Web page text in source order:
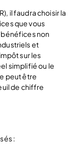
il faudra choisir la
que vous
bénéfices non
et
sur les
simplifié ou le
peut être
de chiffre
: